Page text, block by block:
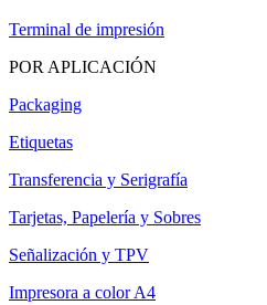
Terminal de impresión
POR APLICACIÓN
Packaging
Etiquetas
Transferencia y Serigrafía
Tarjetas, Papelería y Sobres
Señalización y TPV
Impresora a color A4